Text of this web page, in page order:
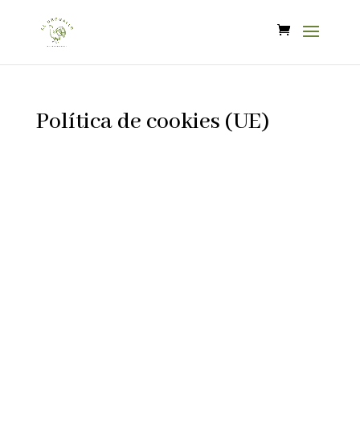
Política de cookies (UE)